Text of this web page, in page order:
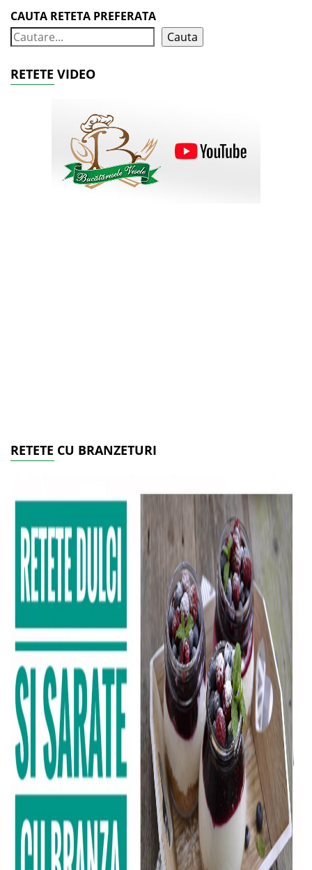
CAUTA RETETA PREFERATA
Cauta
RETETE VIDEO
RETETE CU BRANZETURI